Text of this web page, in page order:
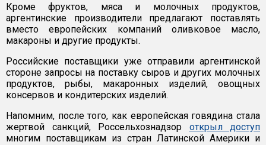
Кроме фруктов, мяса и молочных продуктов,
аргентинские производители предлагают поставлять
вместо европейских компаний оливковое масло,
макароны и другие продукты.
Российские поставщики уже отправили аргентинской
стороне запросы на поставку сыров и других молочных
продуктов, рыбы, макаронных изделий, овощных
консервов и кондитерских изделий.
Напомним, после того, как европейская говядина стала
жертвой санкций, Россельхознадзор открыл доступ
многим поставщикам из стран Латинской Америки и